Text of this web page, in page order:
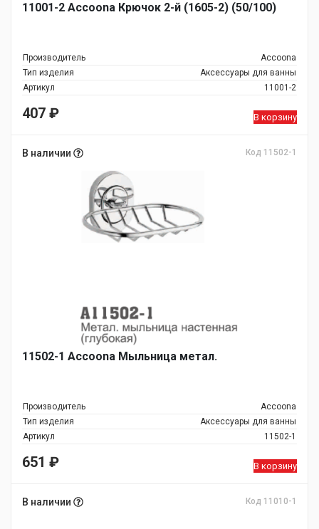
11001-2 Accoona Крючок 2-й (1605-2) (50/100)
Производитель
Accoona
Тип изделия
Аксессуары для ванны
Артикул
11001-2
407 ₽ В корзину
В наличии Код 11502-1
11502-1 Accoona Мыльница метал.
Производитель
Accoona
Тип изделия
Аксессуары для ванны
Артикул
11502-1
651 ₽ В корзину
В наличии Код 11010-1